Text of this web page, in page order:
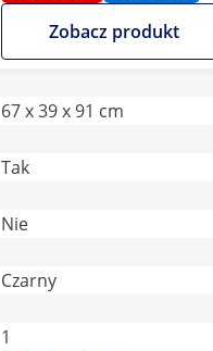
420 x 390 mm
Zobacz produkt
67 x 39 x 91 cm
Tak
Nie
Czarny
1